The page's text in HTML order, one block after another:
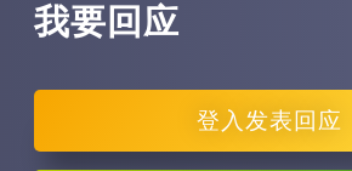
我要回应
登入 发表回应